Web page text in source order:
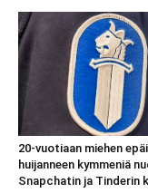
20-vuotiaan miehen
huijanneen kymmeniä
Snapchatin ja Tinderin